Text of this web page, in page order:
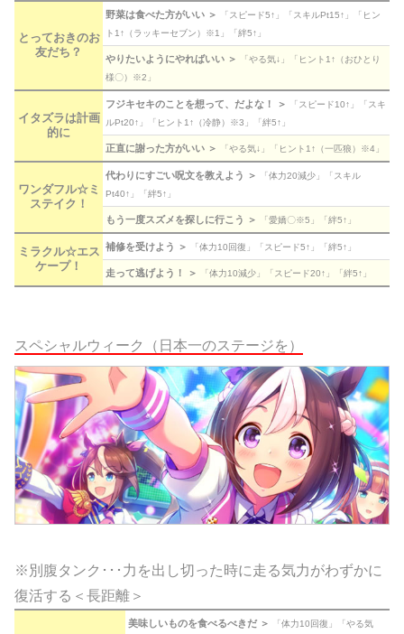
とっておきのお
友だち？
野菜は食べた方がいい ＞
「スピード5↑」「スキルPt15↑」「ヒン
ト1↑（ラッキーセブン）※1」「絆5↑」
やりたいようにやればいい ＞
「やる気↓」「ヒント1↑（おひとり
様〇）※2」
イタズラは計画
的に
フジキセキのことを想って、だよな！ ＞
「スピード10↑」「スキ
ルPt20↑」「ヒント1↑（冷静）※3」「絆5↑」
正直に謝った方がいい ＞ 「やる気↓」「ヒント1↑（一匹狼）※4」
ワンダフル☆ミ
ステイク！
代わりにすごい呪文を教えよう ＞
「体力20減少」「スキル
Pt40↑」「絆5↑」
もう一度スズメを探しに行こう ＞ 「愛嬌〇※5」「絆5↑」
ミラクル☆エス
ケープ！
補修を受けよう ＞ 「体力10回復」「スピード5↑」「絆5↑」
走って逃げよう！ ＞ 「体力10減少」「スピード20↑」「絆5↑」
スペシャルウィーク（日本一のステージを）
※別腹タンク･･･力を出し切った時に走る気力がわずかに
復活する＜長距離＞
美味しいものを食べるべきだ ＞
「体力10回復」「やる気